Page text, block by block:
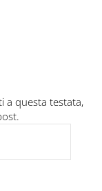
a questa testata,